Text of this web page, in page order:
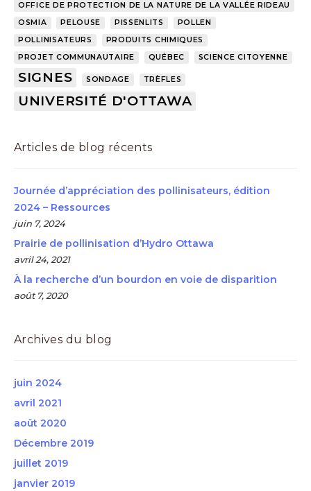
OFFICE DE PROTECTION DE LA NATURE DE LA VALLÉE RIDEAU
OSMIA
PELOUSE PISSENLITS
POLLEN
POLLINISATEURS
PRODUITS CHIMIQUES
PROJET COMMUNAUTAIRE
QUÉBEC SCIENCE CITOYENNE
SIGNES SONDAGE TRÈFLES
UNIVERSITÉ D'OTTAWA
Articles de blog récents
Journée d’appréciation des pollinisateurs, édition
2024 – Ressources
juin 7, 2024
Prairie de pollinisation d’Hydro Ottawa
avril 24, 2021
À la recherche d’un bourdon en voie de disparition
août 7, 2020
Archives du blog
juin 2024
avril 2021
août 2020
Décembre 2019
juillet 2019
janvier 2019